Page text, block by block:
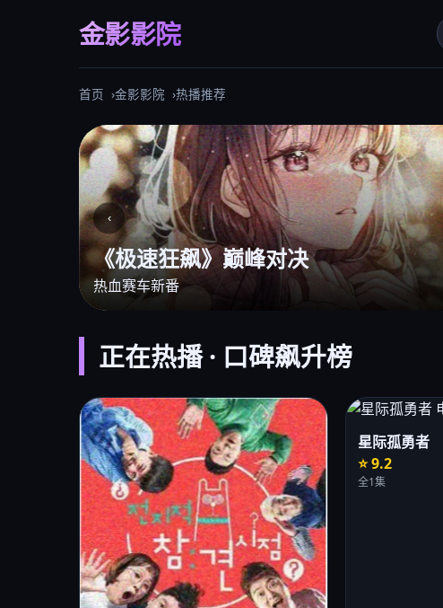
金影影院
首页 金影影院 热播推荐
仙侠大剧《苍兰仙境》
全网独播
‹
正在热播 · 口碑飙升榜
星际孤勇者
⭐ 9.2
全1集